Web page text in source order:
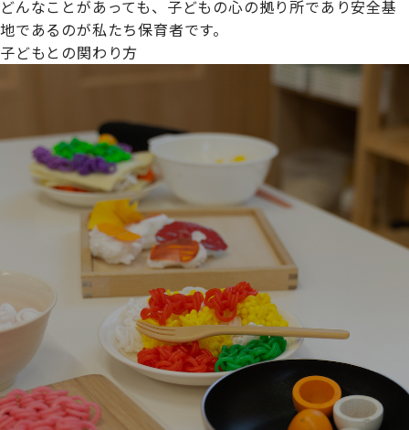
どんなことがあっても、子どもの心の拠り所であり安全基
地であるのが私たち保育者です。
子どもとの関わり方